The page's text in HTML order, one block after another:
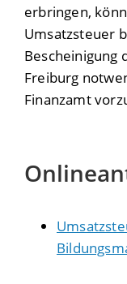
erbringen,
Umsatzsteuer
Bescheinigung
Freiburg
Finanzamt